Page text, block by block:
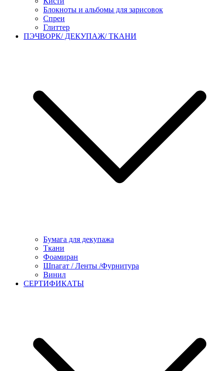
Блокноты и альбомы для зарисовок
Спреи
Глиттер
ПЭЧВОРК/ ДЕКУПАЖ/ ТКАНИ
Бумага для декупажа
Ткани
Фоамиран
Шпагат / Ленты /Фурнитура
Винил
СЕРТИФИКАТЫ